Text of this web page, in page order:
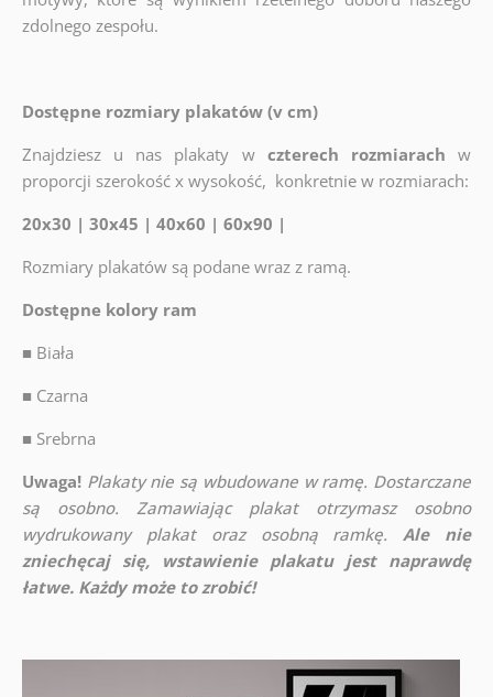
zdolnego zespołu.
Dostępne rozmiary plakatów (v cm)
Znajdziesz u nas plakaty w czterech rozmiarach
w
proporcji szerokość x wysokość, konkretnie w rozmiarach:
20x30 | 30x45 | 40x60 | 60x90 |
Rozmiary plakatów są podane wraz z ramą.
Dostępne kolory ram
■ Biała
■ Czarna
■ Srebrna
Uwaga! Plakaty nie są wbudowane w ramę. Dostarczane
są osobno. Zamawiając plakat otrzymasz osobno
wydrukowany plakat oraz osobną ramkę.
Ale nie
zniechęcaj się, wstawienie plakatu jest naprawdę
łatwe. Każdy może to zrobić!